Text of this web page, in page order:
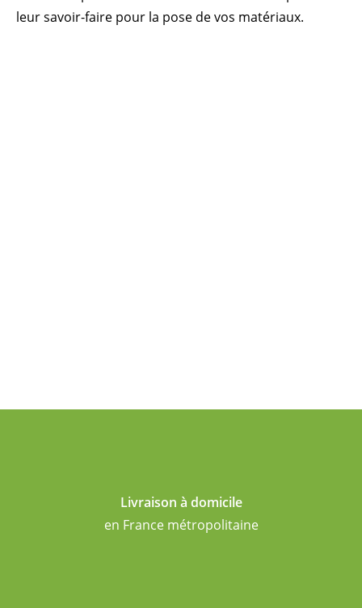
leur savoir-faire pour la pose de vos matériaux.
Livraison à domicile
en France métropolitaine